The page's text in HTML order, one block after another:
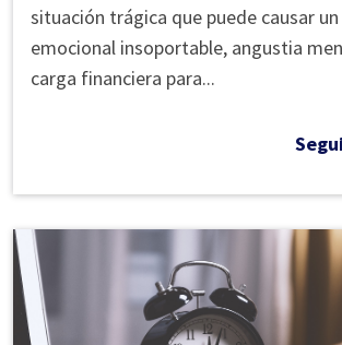
presentar
una
demanda
en
Roswell
situación trágica que puede causar
emocional insoportable, angustia
carga financiera para...